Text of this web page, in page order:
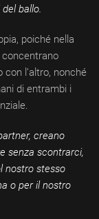
ballo.
poiché nella
con l’altro, nonché
di entrambi i
creano
senza scontrarci,
nostro stesso
o per il nostro